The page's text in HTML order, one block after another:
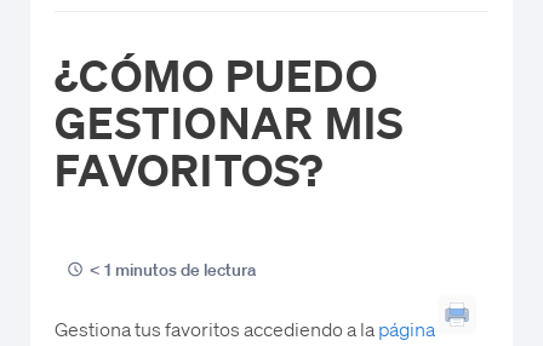
¿CÓMO PUEDO
GESTIONAR MIS
FAVORITOS?
< 1 minutos de lectura
Gestiona tus favoritos accediendo a la página